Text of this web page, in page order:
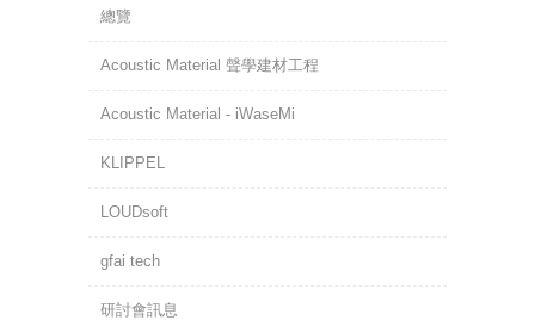
總覽
Acoustic Material 聲學建材工程
Acoustic Material - iWaseMi
KLIPPEL
LOUDsoft
gfai tech
研討會訊息